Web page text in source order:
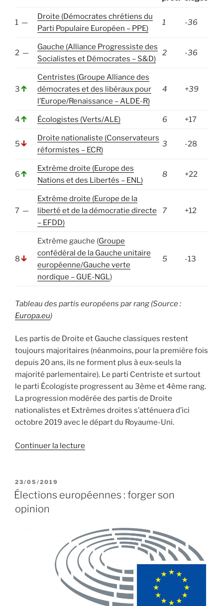
1 —
Droite (Démocrates chrétiens du
Parti Populaire Européen – PPE)
1 -36
2 —
Gauche (Alliance Progressiste des
Socialistes et Démocrates – S&D)
2 -36
3
Centristes (Groupe Alliance des
démocrates et des libéraux pour
l’Europe/Renaissance – ALDE-R)
4 +39
4 Écologistes (Verts/ALE) 6 +17
5
Droite nationaliste (Conservateurs
réformistes – ECR)
3 -28
6
Extrême droite (Europe des
Nations et des Libertés – ENL)
8 +22
7 —
Extrême droite (Europe de la
liberté et de la démocratie directe
– EFDD)
7 +12
8
Extrême gauche (Groupe
confédéral de la Gauche unitaire
européenne/Gauche verte
nordique – GUE-NGL)
5 -13
Tableau des partis européens par rang (Source :
Europa.eu)
Les partis de Droite et Gauche classiques restent
toujours majoritaires (néanmoins, pour la première fois
depuis 20 ans, ils ne forment plus à eux-seuls la
majorité parlementaire). Le parti Centriste et surtout
le parti Écologiste progressent au 3ème et 4ème rang.
La progression modérée des partis de Droite
nationalistes et Extrêmes droites s’atténuera d’ici
octobre 2019 avec le départ du Royaume-Uni.
Continuer la lecture
résultats
PUBLIÉ
LE
23/05/2019
Élections européennes : forger son
opinion